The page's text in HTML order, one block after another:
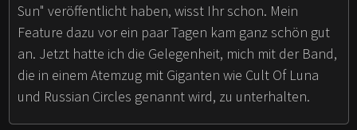
Sun" veröffentlicht haben, wisst Ihr schon. Mein
Feature dazu vor ein paar Tagen kam ganz schön gut
an. Jetzt hatte ich die Gelegenheit, mich mit der Band,
die in einem Atemzug mit Giganten wie Cult Of Luna
und Russian Circles genannt wird, zu unterhalten.